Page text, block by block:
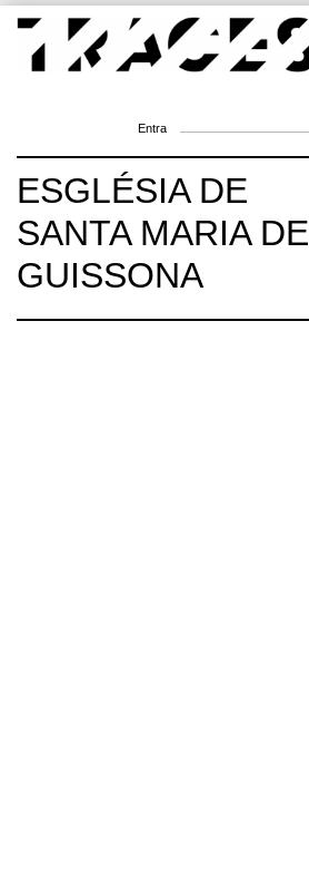
Skip
content
Entra
ESGLÉSIA DE
SANTA MARIA DE
GUISSONA